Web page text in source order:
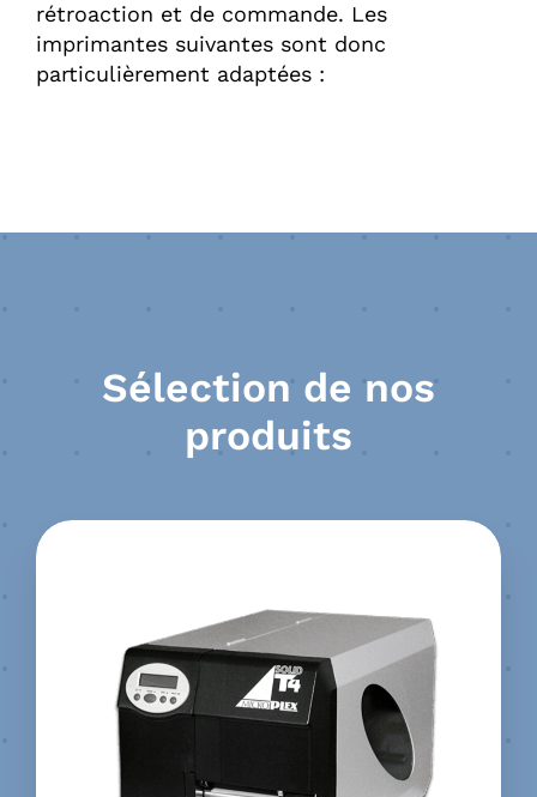
rétroaction et de commande. Les
imprimantes suivantes sont donc
particulièrement adaptées :
Sélection de nos
produits